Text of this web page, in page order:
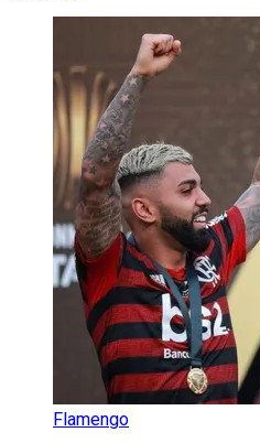
Flamengo